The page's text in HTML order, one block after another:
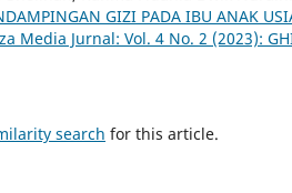
GIZI PADA IBU ANAK
Media Jurnal: Vol. 4 No. 2 (2023):
search for this article.